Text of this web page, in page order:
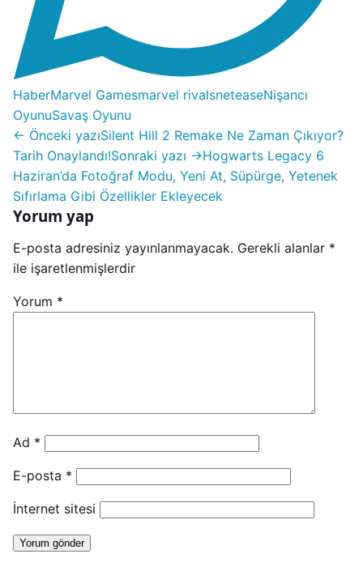
HaberMarvel Gamesmarvel rivalsneteaseNişancı
OyunuSavaş Oyunu
← Önceki yazıSilent Hill 2 Remake Ne Zaman Çıkıyor?
Tarih Onaylandı!Sonraki yazı →Hogwarts Legacy 6
Haziran’da Fotoğraf Modu, Yeni At, Süpürge, Yetenek
Sıfırlama Gibi Özellikler Ekleyecek
Yorum yap
E-posta adresiniz yayınlanmayacak. Gerekli alanlar *
ile işaretlenmişlerdir
Yorum *
Ad *
E-posta *
İnternet sitesi